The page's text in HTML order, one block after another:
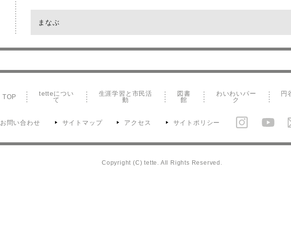
まなぶ
TOP
tetteについ
て
生涯学習と市民活
動
図書
館
わいわいパー
ク
円
お問い合わせ サイトマップ アクセス サイトポリシー
Copyright (C) tette. All Rights Reserved.